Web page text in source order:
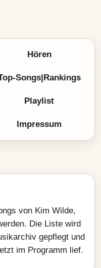
Hören
Songs|Rankings
Playlist
Impressum
von Kim Wilde,
Die Liste wird
gepflegt und
im Programm lief.